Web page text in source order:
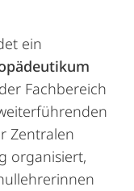
ein
Fachbereich
Zentralen
organisiert,